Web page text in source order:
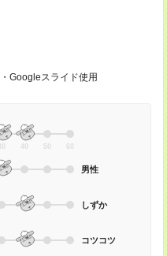
Googleスライド使用
30 40 50 60
男性
しずか
コツコツ